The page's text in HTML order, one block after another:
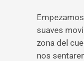
suaves
zona del
nos